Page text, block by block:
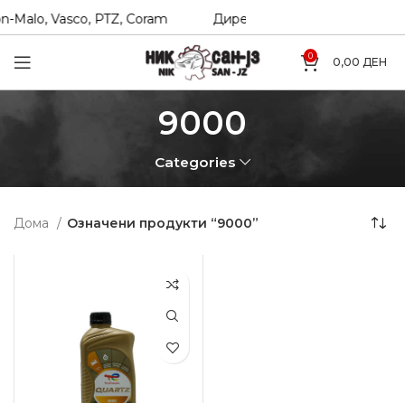
Vasco, PTZ, Coram Директни увозници на
0 0,00 ДЕН
9000
Categories
Дома Означени продукти “9000”